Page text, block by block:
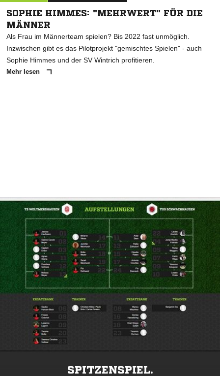
SOPHIE HIMMES: "MEHRWERT" FÜR DIE
MÄNNER
Als Frau im Männerteam spielen? Bis 2022 fast unmöglich.
Inzwischen gibt es das Pilotprojekt "gemischtes Spielen" - auch
Sophie Himmes und der SV Wintrich profitieren.
Mehr lesen
SPITZENSPIEL.